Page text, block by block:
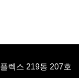
렉스 219동 207호